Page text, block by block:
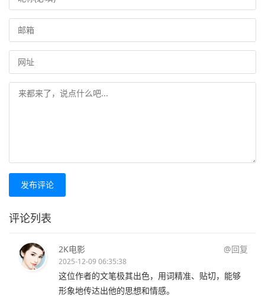
发布评论
评论列表
2K电影 @回复
2025-12-09 06:35:38
这位作者的文笔极其出色，用词精准、贴切，能够
形象地传达出他的思想和情感。